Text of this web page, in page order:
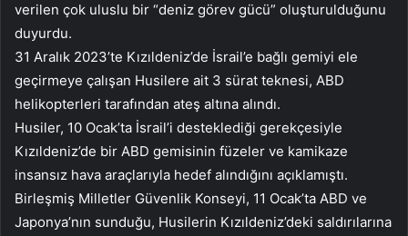
verilen çok uluslu bir “deniz görev gücü” oluşturulduğunu
duyurdu.
31 Aralık 2023’te Kızıldeniz’de İsrail’e bağlı gemiyi ele
geçirmeye çalışan Husilere ait 3 sürat teknesi, ABD
helikopterleri tarafından ateş altına alındı.
Husiler, 10 Ocak’ta İsrail’i desteklediği gerekçesiyle
Kızıldeniz’de bir ABD gemisinin füzeler ve kamikaze
insansız hava araçlarıyla hedef alındığını açıklamıştı.
Birleşmiş Milletler Güvenlik Konseyi, 11 Ocak’ta ABD ve
Japonya’nın sunduğu, Husilerin Kızıldeniz’deki saldırılarına